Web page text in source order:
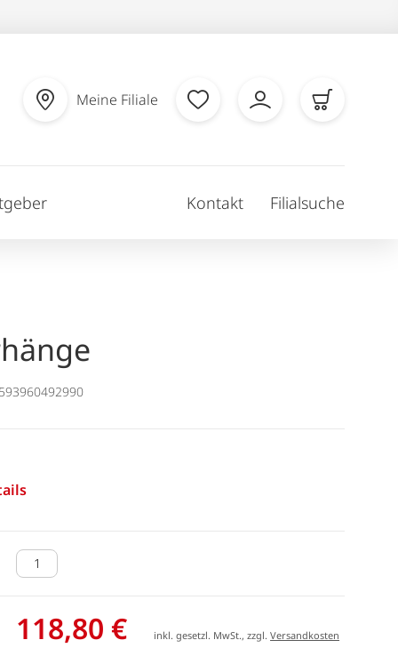
Meine Filiale
Kontakt Filialsuche
118,80 € inkl. gesetzl. MwSt., zzgl.Versandkosten